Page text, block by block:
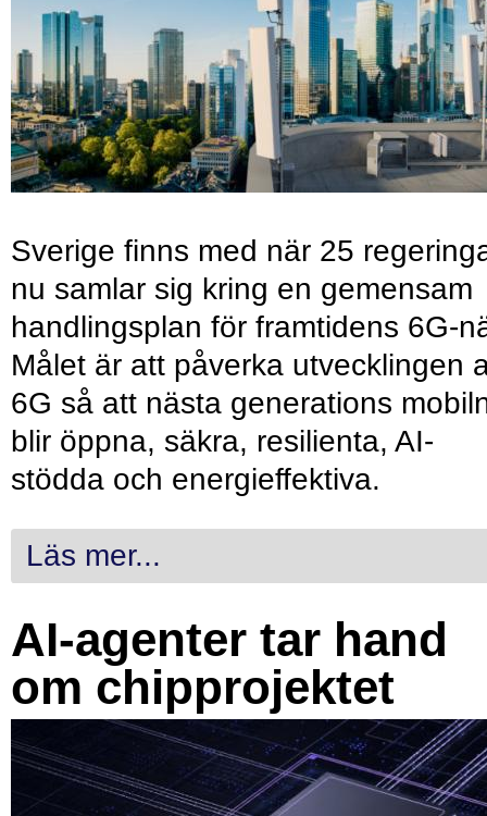
Sverige finns med när 25
nu samlar sig kring en gemensam
handlingsplan för framtidens 6G-
Målet är att påverka utvecklingen
6G så att nästa generations
blir öppna, säkra, resilienta, AI-
stödda och energieffektiva.
Läs mer...
AI-agenter tar hand
om chipprojektet